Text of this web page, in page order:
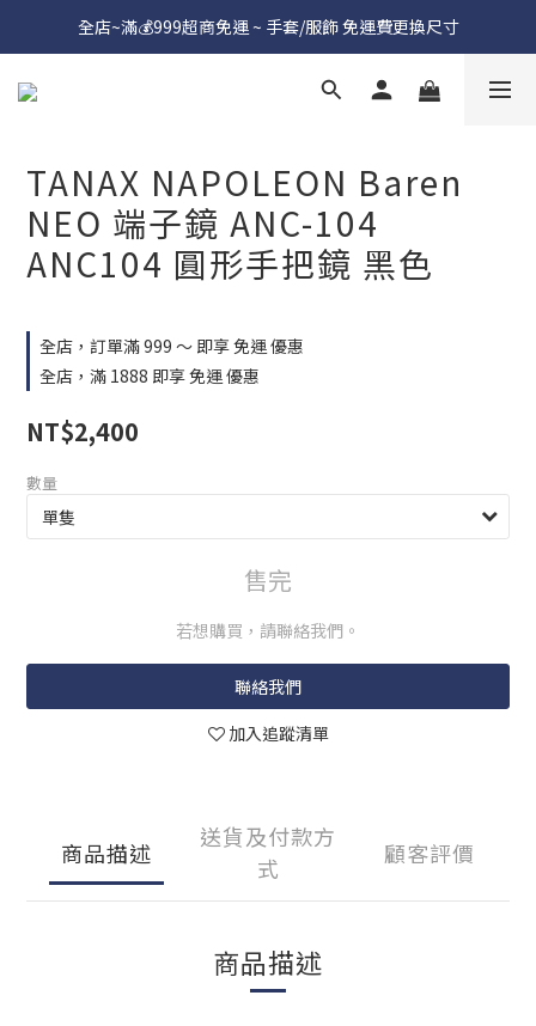
全店~滿💰999超商免運 ~ 手套/服飾 免運費更換尺寸
TANAX NAPOLEON Baren
NEO 端子鏡 ANC-104
ANC104 圓形手把鏡 黑色
全店，訂單滿 999 ～ 即享 免運 優惠
全店，滿 1888 即享 免運 優惠
NT$2,400
數量
售完
若想購買，請聯絡我們。
聯絡我們
加入追蹤清單
商品描述
送貨及付款方
式
顧客評價
商品描述